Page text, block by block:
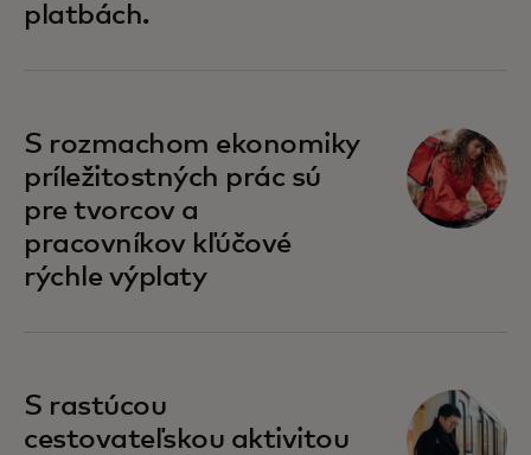
platbách.
S rozmachom ekonomiky
príležitostných prác sú
pre tvorcov a
pracovníkov kľúčové
rýchle výplaty
S rastúcou
cestovateľskou aktivitou